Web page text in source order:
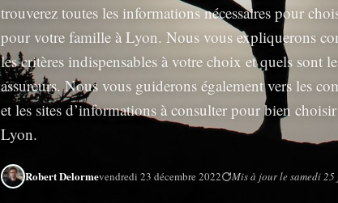
trouverez toutes les informations nécessaires pour
pour votre famille à Lyon. Nous vous expliquerons
les critères indispensables à votre choix et quels sont
assureurs. Nous vous guiderons également vers les
et les sites d’informations à consulter pour bien
Lyon.
Robert Delormevendredi 23 décembre 2022 Mis à jour le samedi